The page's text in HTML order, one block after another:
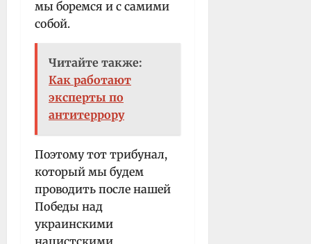
мы боремся и с самими
собой.
Читайте также:
Как работают
эксперты по
антитеррору
Поэтому тот трибунал,
который мы будем
проводить после нашей
Победы над
украинскими
нацистскими